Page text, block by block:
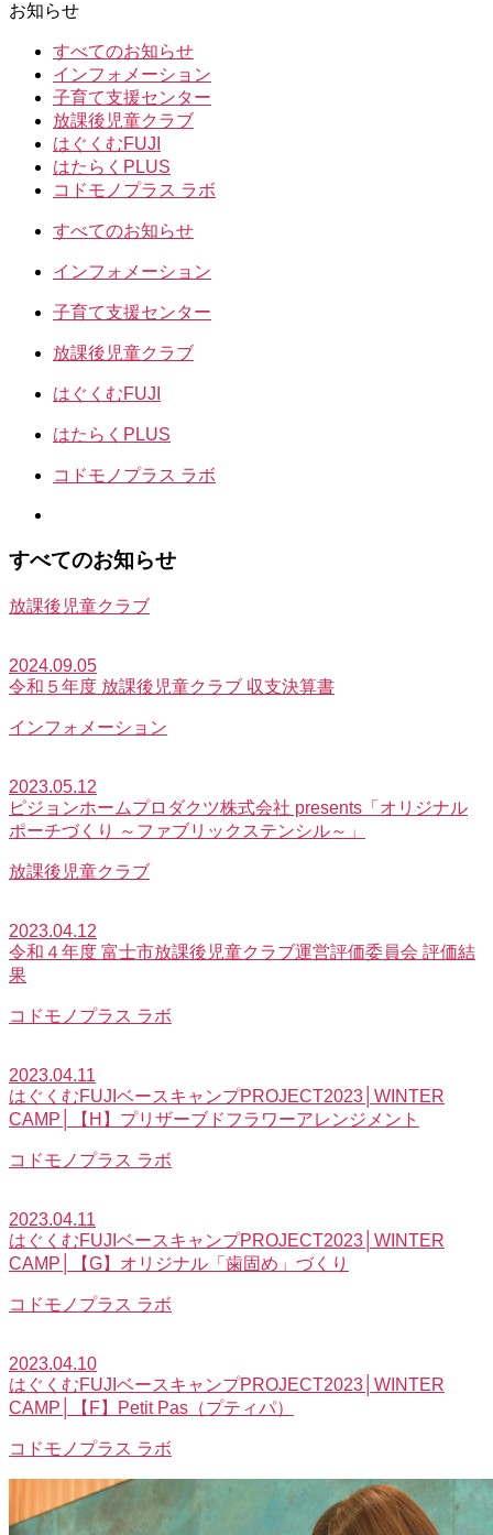
お知らせ
すべてのお知らせ
インフォメーション
子育て支援センター
放課後児童クラブ
はぐくむFUJI
はたらくPLUS
コドモノプラス ラボ
すべてのお知らせ
インフォメーション
子育て支援センター
放課後児童クラブ
はぐくむFUJI
はたらくPLUS
コドモノプラス ラボ
すべてのお知らせ
放課後児童クラブ
2024.09.05
令和５年度 放課後児童クラブ 収支決算書
インフォメーション
2023.05.12
ピジョンホームプロダクツ株式会社 presents「オリジナル
ポーチづくり ～ファブリックステンシル～」
放課後児童クラブ
2023.04.12
令和４年度 富士市放課後児童クラブ運営評価委員会 評価結
果
コドモノプラス ラボ
2023.04.11
はぐくむFUJIベースキャンプPROJECT2023│WINTER
CAMP│【H】プリザーブドフラワーアレンジメント
コドモノプラス ラボ
2023.04.11
はぐくむFUJIベースキャンプPROJECT2023│WINTER
CAMP│【G】オリジナル「歯固め」づくり
コドモノプラス ラボ
2023.04.10
はぐくむFUJIベースキャンプPROJECT2023│WINTER
CAMP│【F】Petit Pas（プティパ）
コドモノプラス ラボ